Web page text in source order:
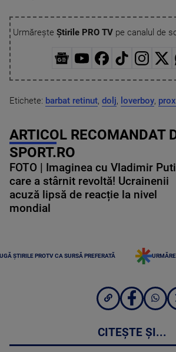
Urmărește Știrile PRO TVpe canalul de
Etichete: barbat retinut, dolj, loverboy,
ARTICOL RECOMANDAT
SPORT.RO
FOTO | Imaginea cu Vladimir
care a stârnit revoltă! Ucrainenii
acuză lipsă de reacție la nivel
mondial
ȘTIRILE PROTV CA SURSĂ PREFERATĂ
CITEȘTE ȘI...